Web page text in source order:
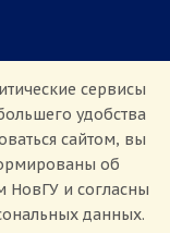
сервисы
удобства
сайтом, вы
об
НовГУ и согласны
данных.